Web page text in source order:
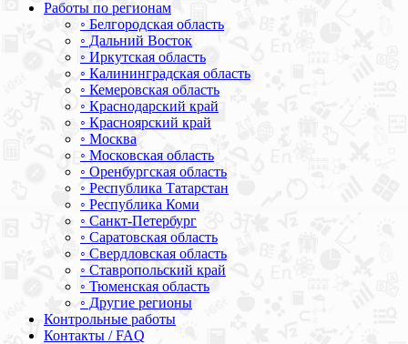
Работы по регионам
◦ Белгородская область
◦ Дальний Восток
◦ Иркутская область
◦ Калининградская область
◦ Кемеровская область
◦ Краснодарский край
◦ Красноярский край
◦ Москва
◦ Московская область
◦ Оренбургская область
◦ Республика Татарстан
◦ Республика Коми
◦ Санкт-Петербург
◦ Саратовская область
◦ Свердловская область
◦ Ставропольский край
◦ Тюменская область
◦ Другие регионы
Контрольные работы
Контакты / FAQ